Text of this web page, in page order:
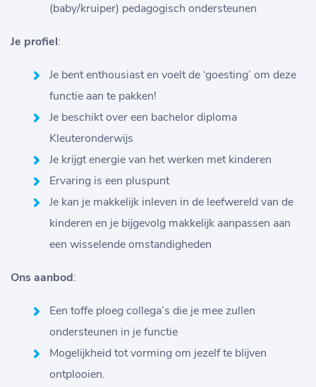
(baby/kruiper) pedagogisch ondersteunen
Je profiel:
Je bent enthousiast en voelt de ‘goesting’ om deze
functie aan te pakken!
Je beschikt over een bachelor diploma
Kleuteronderwijs
Je krijgt energie van het werken met kinderen
Ervaring is een pluspunt
Je kan je makkelijk inleven in de leefwereld van de
kinderen en je bijgevolg makkelijk aanpassen aan
een wisselende omstandigheden
Ons aanbod:
Een toffe ploeg collega’s die je mee zullen
ondersteunen in je functie
Mogelijkheid tot vorming om jezelf te blijven
ontplooien.